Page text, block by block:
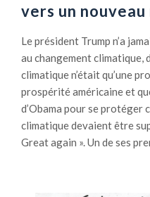
vers un nouveau
Le président Trump n’a
au changement climatique,
climatique n’était qu’une
prospérité américaine et
d’Obama pour se protéger
climatique devaient être
Great again ». Un de ses